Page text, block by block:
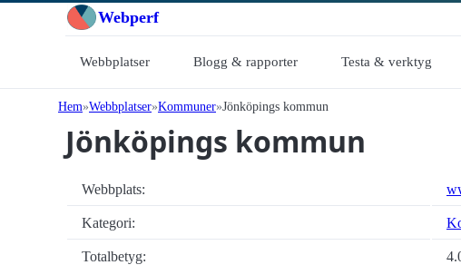
Webperf
Webbplatser Blogg & rapporter Testa & verktyg
Hem Webbplatser Kommuner Jönköpings kommun
Jönköpings kommun
Webbplats:
Kategori:
Totalbetyg: